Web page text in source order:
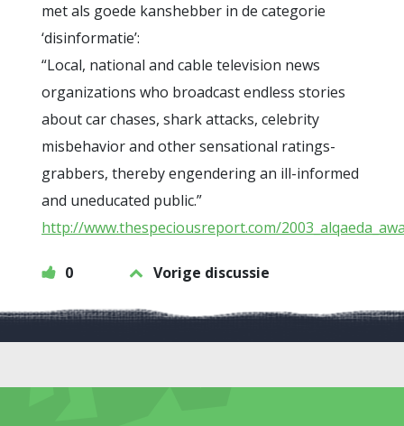
met als goede kanshebber in de categorie
‘disinformatie’:
“Local, national and cable television news
organizations who broadcast endless stories
about car chases, shark attacks, celebrity
misbehavior and other sensational ratings-
grabbers, thereby engendering an ill-informed
and uneducated public.”
http://www.thespeciousreport.com/
0 Vorige discussie